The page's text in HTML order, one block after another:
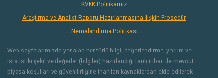
KVKK Politikamız
Araştırma ve Analist Raporu Hazırlanmasına İlişkin Prosedür
Nemalandırma Politikası
Web sayfalarımızda yer alan her türlü bilgi, değerlendirme, yorum ve
istatistiki şekil ve değerler (bilgiler) hazırlandığı tarih itibarı ile mevcut
piyasa koşulları ve güvenilirliğine inanılan kaynaklardan elde edilerek